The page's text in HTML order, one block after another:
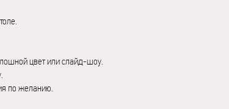
цвет или слайд-шоу.
по желанию.